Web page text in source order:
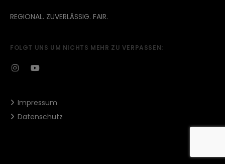
REGIONAL. ZUVERLÄSSIG. FAIR.
FOLGT UNS UM NICHTS MEHR ZU VERPASSEN:
Impressum
Datenschutz